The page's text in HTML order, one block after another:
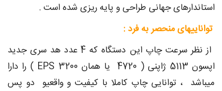
استاندارهای جهانی طراحی و پایه ریزی شده است .
تواناییهای منحصر به فرد :
از نظر سرعت چاپ این دستگاه که 4 عدد هد سری جدید
اپسون 5113 ژاپنی ( 4720 یا همان EPS 3200 ) را دارا
میباشد ، توانایی چاپ کاملا با کیفیت و واقعیو دو پس